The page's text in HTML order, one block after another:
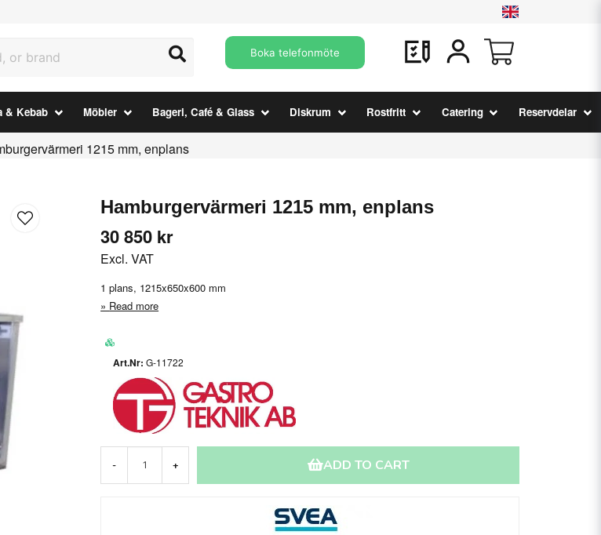
Boka telefonmöte
& Kebab Möbler Bageri, Café & Glass Diskrum Rostfritt Catering Reservdelar
1215 mm, enplans
Hamburgervärmeri 1215 mm, enplans
30 850 kr
Excl. VAT
1 plans, 1215x650x600 mm
Read more
G-11722
- + ADD TO CART